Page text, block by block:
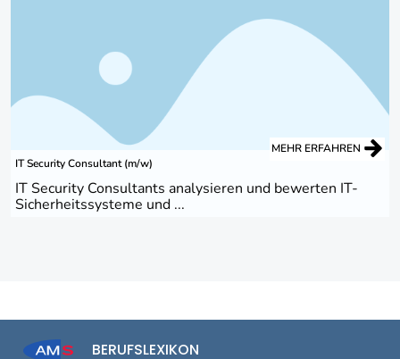
IT Security Consultant (m/w)
IT Security Consultants analysieren und bewerten IT-
Sicherheitssysteme und ...
MEHR ERFAHREN
BERUFSLEXIKON